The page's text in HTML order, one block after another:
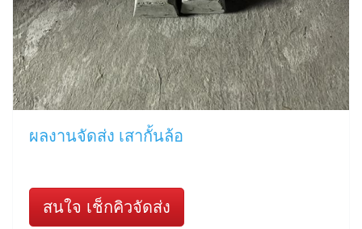
ผลงานจัดส่ง เสากั้นล้อ
สนใจ เช็กคิวจัดส่ง